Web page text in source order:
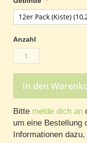
Anzahl
In den
Bitte melde dich an
um eine Bestellung
Informationen